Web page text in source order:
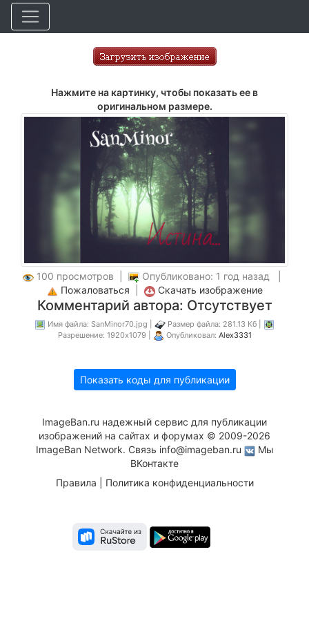
Нажмите на картинку, чтобы показать ее в
оригинальном размере.
100 просмотров |
Опубликовано: 1 год назад |
Пожаловаться
Скачать изображение
Комментарий автора: Отсутствует
Имя файла: SanMinor70.jpg |
Размер файла: 281.13 Кб |
Разрешение: 1920x1079 |
Опубликовал: Alex3331
Показать коды для публикации
ImageBan.ru надежный сервис для публикации
изображений на сайтах и форумах © 2009-2026
ImageBan Network. Связь info@imageban.ru
Мы
ВКонтакте
Правила
Политика конфиденциальности